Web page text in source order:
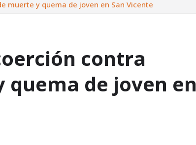
muerte y quema de joven en San Vicente
contra
quema de joven en